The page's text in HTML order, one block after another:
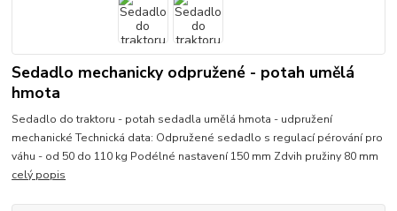
Sedadlo mechanicky odpružené - potah umělá
hmota
Sedadlo do traktoru - potah sedadla umělá hmota - udpružení
mechanické Technická data: Odpružené sedadlo s regulací pérování pro
váhu - od 50 do 110 kg Podélné nastavení 150 mm Zdvih pružiny 80 mm
celý popis